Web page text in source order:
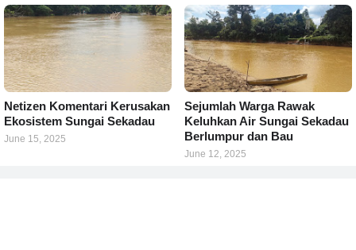
Netizen Komentari Kerusakan
Ekosistem Sungai Sekadau
June 15, 2025
Sejumlah Warga Rawak
Keluhkan Air Sungai Sekadau
Berlumpur dan Bau
June 12, 2025